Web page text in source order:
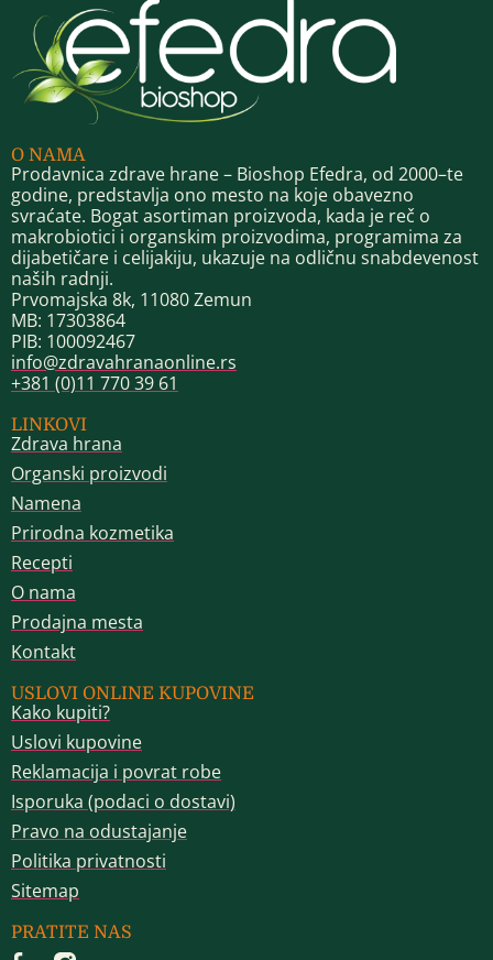
O NAMA
Prodavnica zdrave hrane – Bioshop Efedra, od 2000–te
godine, predstavlja ono mesto na koje obavezno
svraćate. Bogat asortiman proizvoda, kada je reč o
makrobiotici i organskim proizvodima, programima za
dijabetičare i celijakiju, ukazuje na odličnu snabdevenost
naših radnji.
Prvomajska 8k, 11080 Zemun
MB: 17303864
PIB: 100092467
info@zdravahranaonline.rs
+381 (0)11 770 39 61
LINKOVI
Zdrava hrana
Organski proizvodi
Namena
Prirodna kozmetika
Recepti
O nama
Prodajna mesta
Kontakt
USLOVI ONLINE KUPOVINE
Kako kupiti?
Uslovi kupovine
Reklamacija i povrat robe
Isporuka (podaci o dostavi)
Pravo na odustajanje
Politika privatnosti
Sitemap
PRATITE NAS